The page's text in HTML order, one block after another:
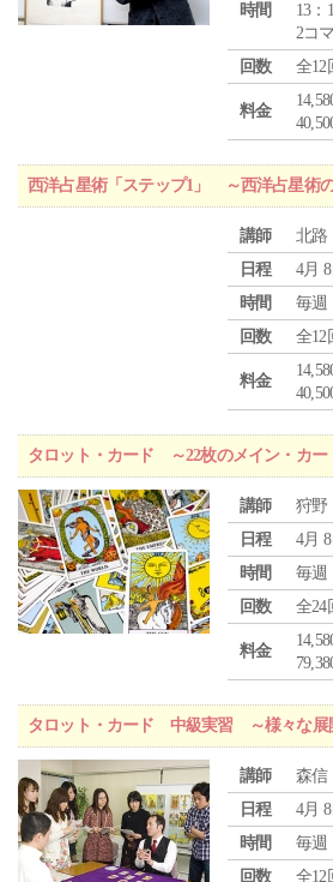
時間
13：
2コマ
回数
全12
料金
西洋占星術「ステップ1」 ～西洋占星術
講師
北
日程
4月
時間
毎週
回数
全12
料金
タロット・カード ～22枚のメイン・カー
講師
狩
日程
4月
時間
毎週
回数
全24
料金
タロット・カード 中級実習 ～様々な展
講師
森
日程
4月
時間
毎週
回数
全12